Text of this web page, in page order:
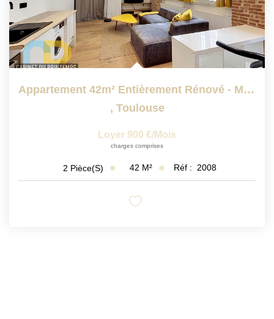
Appartement 42m² Entièrement Rénové - Meublé
, Toulouse
Loyer 900 €/mois
charges comprises
2 Pièce(s) 42 M² Réf : 2008